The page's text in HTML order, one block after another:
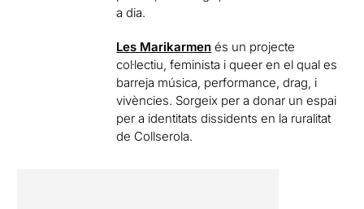
a dia.
Les Marikarmen és un projecte
col·lectiu, feminista i queer en el qual es
barreja música, performance, drag, i
vivències. Sorgeix per a donar un espai
per a identitats dissidents en la ruralitat
de Collserola.